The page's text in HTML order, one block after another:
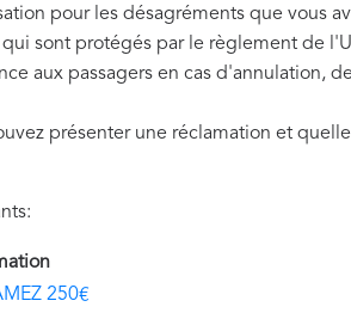
pour les désagréments que vous
sont protégés par le règlement de
aux passagers en cas d'annulation,
présenter une réclamation et
250€